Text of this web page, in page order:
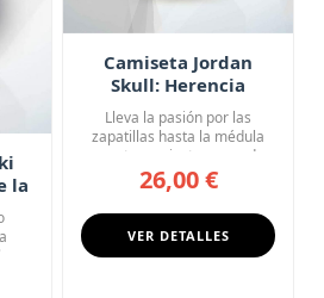
la
en
Camiseta Jordan
Skull: Herencia
Eterna
Lleva la pasión por las
zapatillas hasta la médula
con esta camiseta negra de...
26,00 €
VER DETALLES